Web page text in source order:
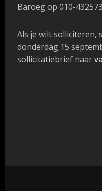
Baroeg op 010-
Als je wilt solliciteren,
donderdag 15
sollicitatiebrief naar